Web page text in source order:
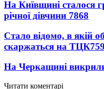
На Київщині сталося
річної дівчини 7868
Стало відомо, в якій
скаржаться на ТЦК
На Черкащині
Читати коментарі